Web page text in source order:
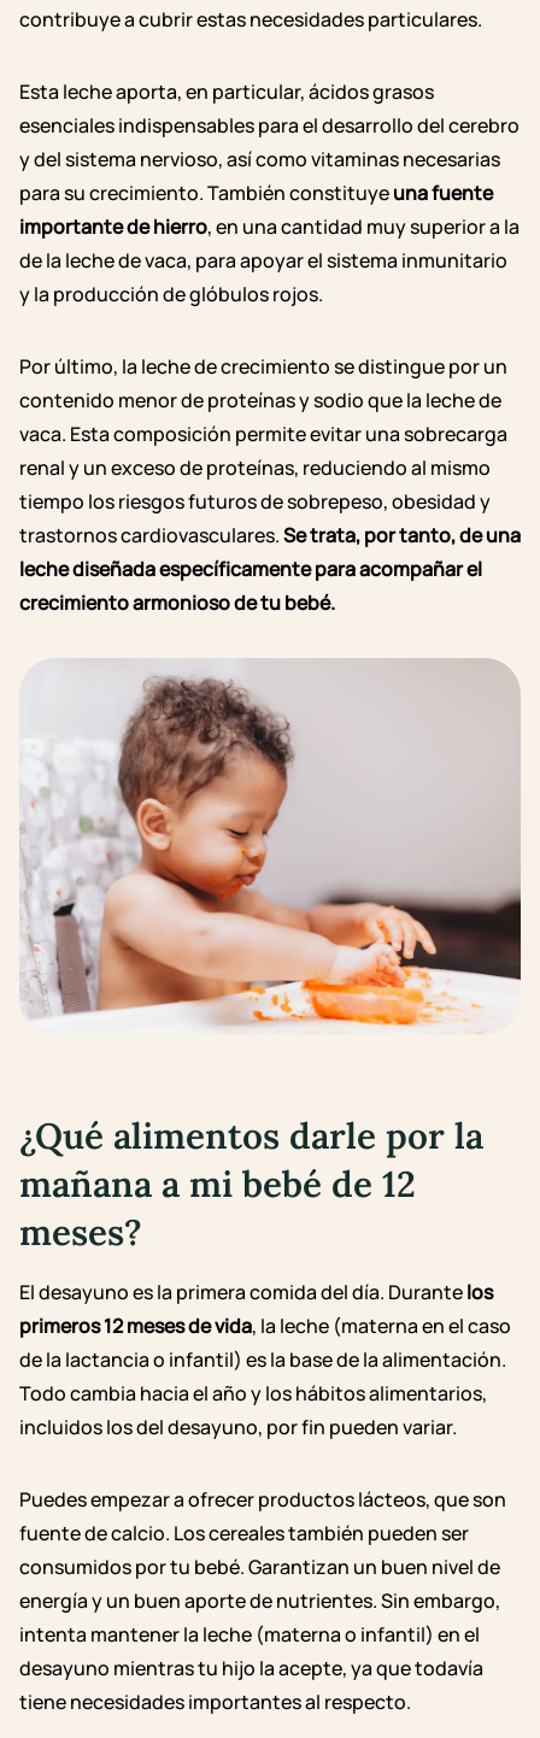
contribuye a cubrir estas necesidades particulares.
Esta leche aporta, en particular, ácidos grasos
esenciales indispensables para el desarrollo del cerebro
y del sistema nervioso, así como vitaminas necesarias
para su crecimiento. También constituyeuna fuente
importante de hierro, en una cantidad muy superior a la
de la leche de vaca, para apoyar el sistema inmunitario
y la producción de glóbulos rojos.
Por último, la leche de crecimiento se distingue por un
contenido menor de proteínas y sodio que la leche de
vaca. Esta composición permite evitar una sobrecarga
renal y un exceso de proteínas, reduciendo al mismo
tiempo los riesgos futuros de sobrepeso, obesidad y
trastornos cardiovasculares.Se trata, por tanto, de una
leche diseñada específicamente para acompañar el
crecimiento armonioso de tu bebé.
¿Qué alimentos darle por la
mañana a mi bebé de 12
meses?
El desayuno es la primera comida del día. Durantelos
primeros 12 meses de vida, la leche (materna enel caso
de la lactanciao infantil) es la base de la alimentación.
Todo cambia hacia el año y los hábitos alimentarios,
incluidos los del desayuno, por fin pueden variar.
Puedes empezar a ofrecer productos lácteos, que son
fuente de calcio. Los cereales también pueden ser
consumidos por tu bebé. Garantizan un buen nivel de
energía y un buen aporte de nutrientes. Sin embargo,
intenta mantener la leche (materna o infantil) en el
desayuno mientras tu hijo la acepte, ya que todavía
tiene necesidades importantes al respecto.